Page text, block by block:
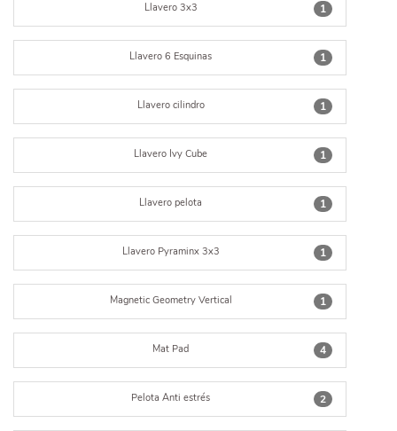
1
Llavero 3x3
1
Llavero 6 Esquinas
1
Llavero cilindro
1
Llavero Ivy Cube
1
Llavero pelota
1
Llavero Pyraminx 3x3
1
Magnetic Geometry Vertical
4
Mat Pad
2
Pelota Anti estrés